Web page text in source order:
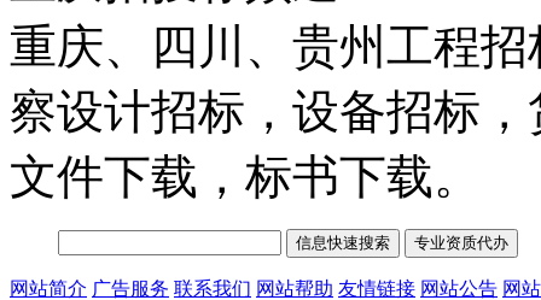
重庆、四川、贵州工程
察设计招标，设备招标
文件下载，标书下载。
网站简介 广告服务 联系我们 网站帮助 友情链接 网站公告 网